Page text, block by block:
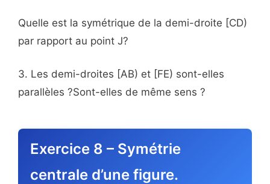
Quelle est la symétrique de la demi-droite [CD)
par rapport au point J?
3. Les demi-droites [AB) et [FE) sont-elles
parallèles ?Sont-elles de même sens ?
Exercice 8 – Symétrie
centrale d’une figure.